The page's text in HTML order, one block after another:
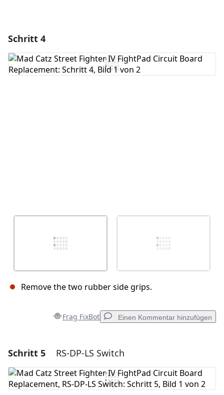
Schritt 4
Remove the two rubber side grips.
Frag FixBot Einen Kommentar hinzufügen
Einen Kommentar hinzufügen
Kommentar hinzufügen
Schritt 5 RS-DP-LS Switch